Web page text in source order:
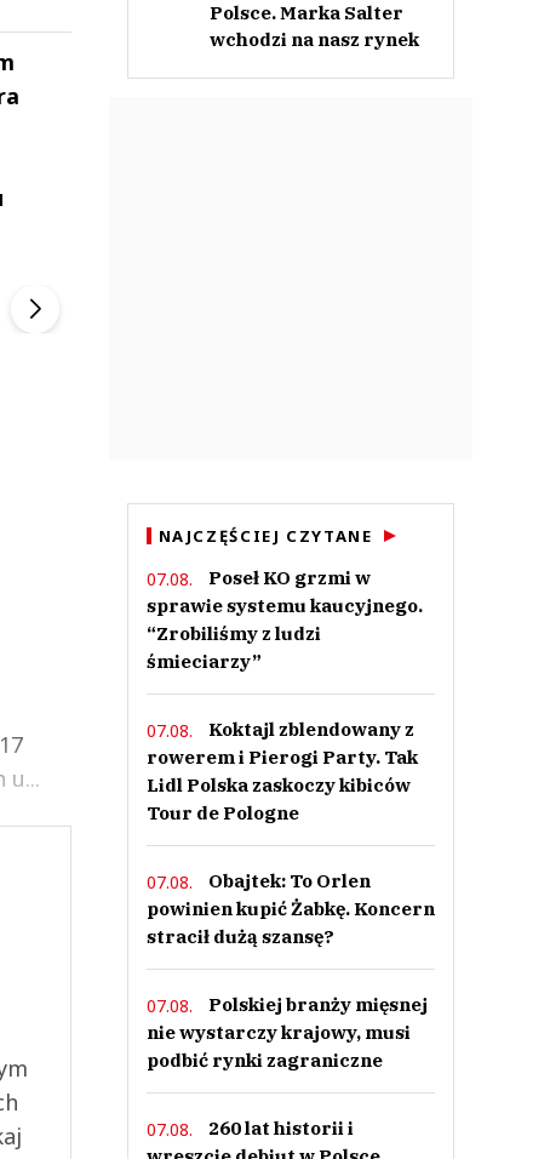
u...
Polsce. Marka Salter
wchodzi na nasz rynek
NAJCZĘŚCIEJ CZYTANE
07.08.
Poseł KO grzmi w
sprawie systemu kaucyjnego.
“Zrobiliśmy z ludzi
śmieciarzy”
07.08.
Koktajl zblendowany z
rowerem i Pierogi Party. Tak
Lidl Polska zaskoczy kibiców
Tour de Pologne
07.08.
Obajtek: To Orlen
powinien kupić Żabkę. Koncern
stracił dużą szansę?
07.08.
Polskiej branży mięsnej
nie wystarczy krajowy, musi
podbić rynki zagraniczne
07.08.
260 lat historii i